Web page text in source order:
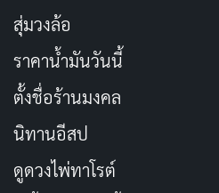
สุ่มวงล้อ
ราคาน้ำมันวันนี้
ตั้งชื่อร้านมงคล
นิทานอีสป
ดูดวงไพ่ทาโรต์